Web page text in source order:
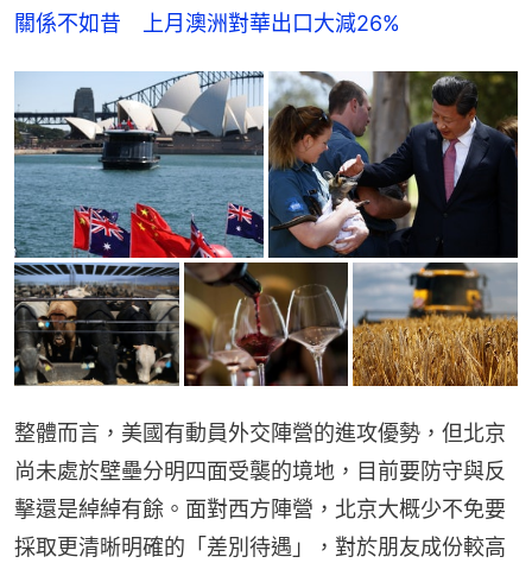
關係不如昔　上月澳洲對華出口大減26%
整體而言，美國有動員外交陣營的進攻優勢，但北京
尚未處於壁壘分明四面受襲的境地，目前要防守與反
擊還是綽綽有餘。面對西方陣營，北京大概少不免要
採取更清晰明確的「差別待遇」，對於朋友成份較高